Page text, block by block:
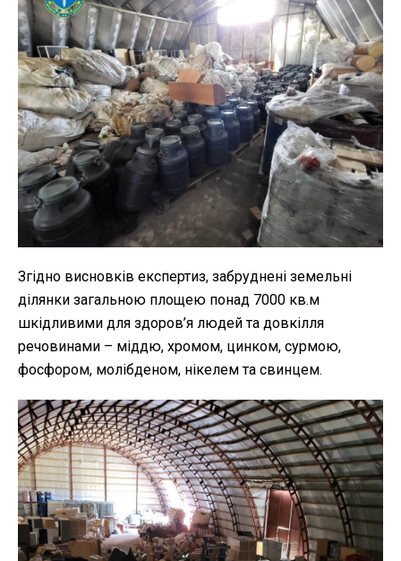
Згідно висновків експертиз, забруднені земельні
ділянки загальною площею понад 7000 кв.м
шкідливими для здоров’я людей та довкілля
речовинами – міддю, хромом, цинком, сурмою,
фосфором, молібденом, нікелем та свинцем.